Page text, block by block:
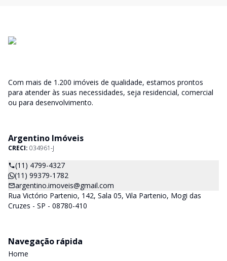
Com mais de 1.200 imóveis de qualidade, estamos prontos
para atender às suas necessidades, seja residencial, comercial
ou para desenvolvimento.
Argentino Imóveis
CRECI: 034961-J
(11) 4799-4327
(11) 99379-1782
argentino.imoveis@gmail.com
Rua Victório Partenio, 142, Sala 05, Vila Partenio, Mogi das
Cruzes - SP - 08780-410
Navegação rápida
Home